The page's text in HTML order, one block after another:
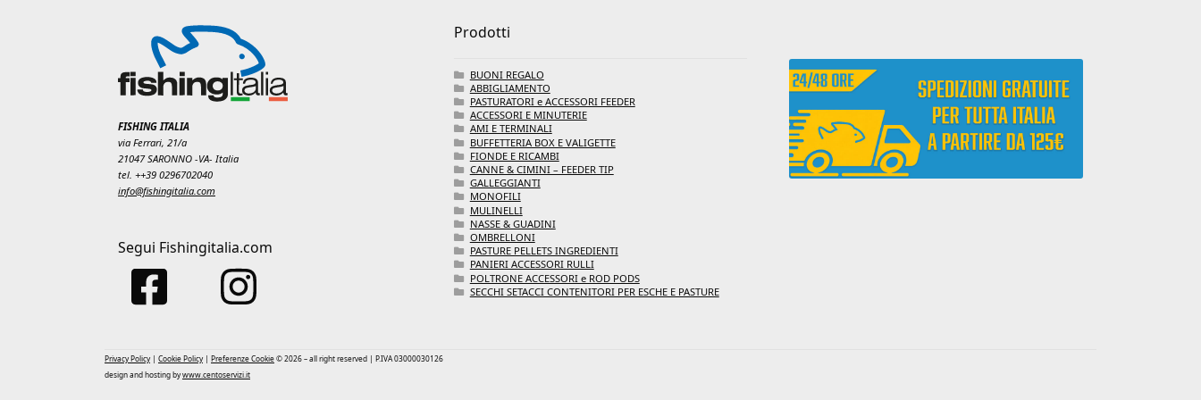
FISHING ITALIA
via Ferrari, 21/a
21047 SARONNO -VA- Italia
tel. ++39 0296702040
info@fishingitalia.com
Segui Fishingitalia.com
Prodotti
BUONI REGALO
ABBIGLIAMENTO
PASTURATORI e ACCESSORI FEEDER
ACCESSORI E MINUTERIE
AMI E TERMINALI
BUFFETTERIA BOX E VALIGETTE
FIONDE E RICAMBI
CANNE & CIMINI – FEEDER TIP
GALLEGGIANTI
MONOFILI
MULINELLI
NASSE & GUADINI
OMBRELLONI
PASTURE PELLETS INGREDIENTI
PANIERI ACCESSORI RULLI
POLTRONE ACCESSORI e ROD PODS
SECCHI SETACCI CONTENITORI PER ESCHE E PASTURE
Privacy Policy | Cookie Policy | Preferenze Cookie© 2026 – all right reserved | P.IVA 03000030126
design and hosting bywww.centoservizi.it